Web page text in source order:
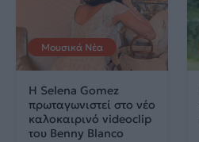
Μουσικά Νέα
Η Selena Gomez
πρωταγωνιστεί στο νέο
καλοκαιρινό videoclip
του Benny Blanco